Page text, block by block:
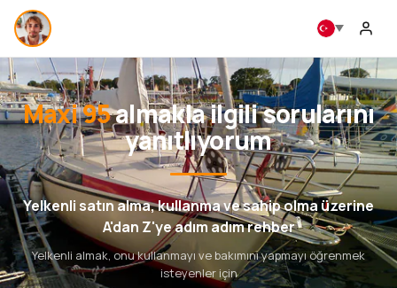
Maxi 95almakla ilgili sorularını
yanıtlıyorum
Yelkenli satın alma, kullanma ve sahip olma üzerine
A'dan Z'ye adım adım rehber
Yelkenli almak, onu kullanmayı ve bakımını yapmayı öğrenmek
isteyenler için